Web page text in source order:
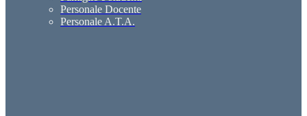
Personale Docente
Personale A.T.A.